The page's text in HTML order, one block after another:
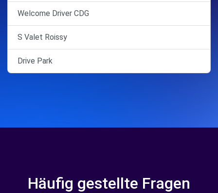
Welcome Driver CDG
S Valet Roissy
Drive Park
Häufig gestellte Fragen